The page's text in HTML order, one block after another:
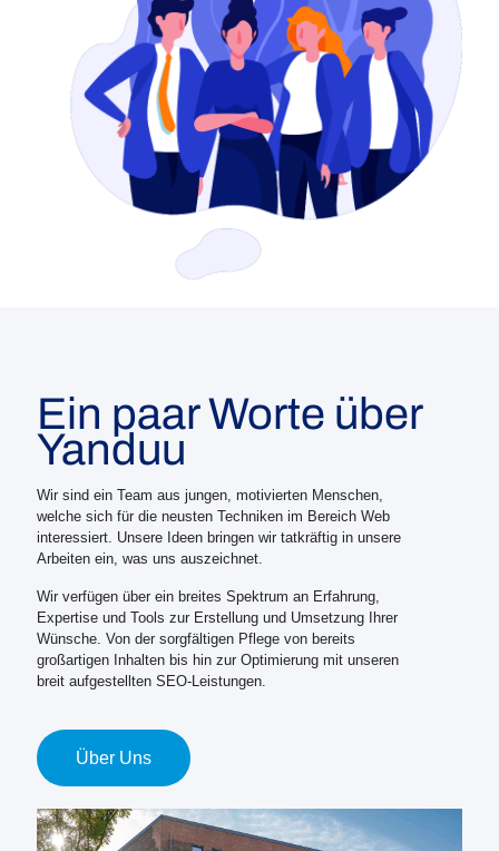
Ein paar Worte über
Yanduu
Wir sind ein Team aus jungen, motivierten Menschen,
welche sich für die neusten Techniken im Bereich Web
interessiert. Unsere Ideen bringen wir tatkräftig in unsere
Arbeiten ein, was uns auszeichnet.
Wir verfügen über ein breites Spektrum an Erfahrung,
Expertise und Tools zur Erstellung und Umsetzung Ihrer
Wünsche. Von der sorgfältigen Pflege von bereits
großartigen Inhalten bis hin zur Optimierung mit unseren
breit aufgestellten SEO-Leistungen.
Über Uns